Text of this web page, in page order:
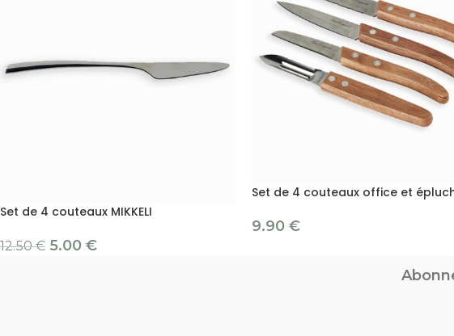
Set de 4 couteaux MIKKELI
12.50€ 5.00 €
Set de 4 couteaux office et
9.90 €